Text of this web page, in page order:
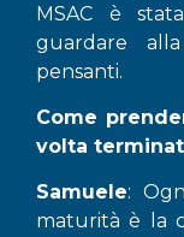
MSAC è
guardare
pensanti.
Come
volta
Samuele:
maturità è la